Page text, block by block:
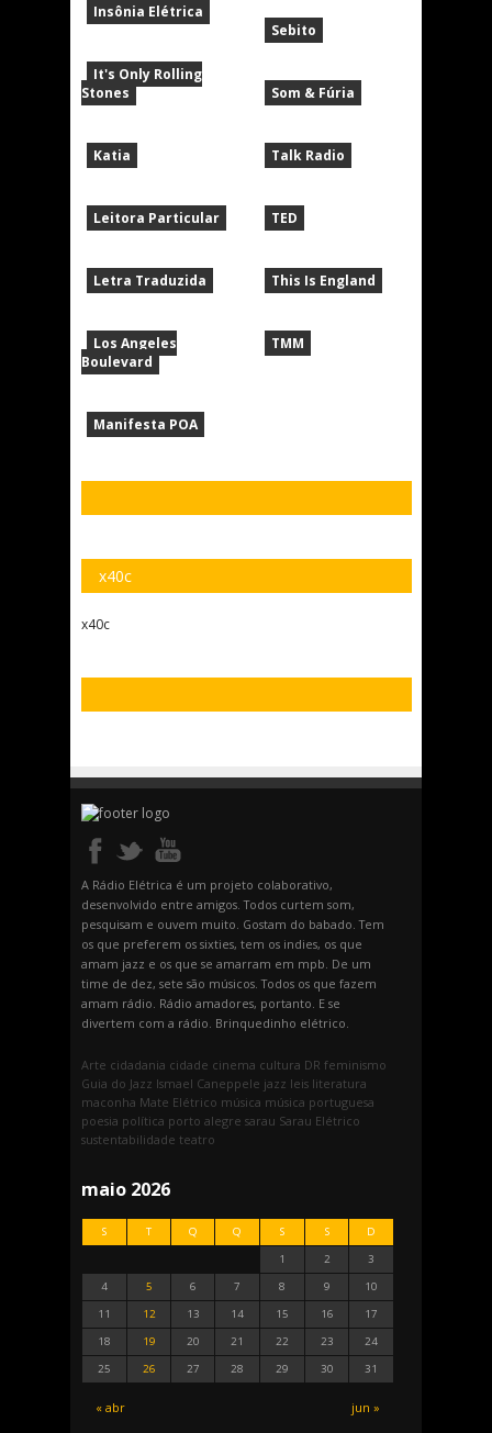
Insônia Elétrica
It's Only Rolling
Stones
Katia
Leitora Particular
Letra Traduzida
Los Angeles
Boulevard
Manifesta POA
Sebito
Som & Fúria
Talk Radio
TED
This Is England
TMM
x40c
x40c
A Rádio Elétrica é um projeto colaborativo,
desenvolvido entre amigos. Todos curtem som,
pesquisam e ouvem muito. Gostam do babado. Tem
os que preferem os sixties, tem os indies, os que
amam jazz e os que se amarram em mpb. De um
time de dez, sete são músicos. Todos os que fazem
amam rádio. Rádio amadores, portanto. E se
divertem com a rádio. Brinquedinho elétrico.
Arte cidadania cidade cinema cultura DR feminismo
Guia do Jazz Ismael Caneppele jazz leis literatura
maconha Mate Elétrico música música portuguesa
poesia política porto alegre sarau Sarau Elétrico
sustentabilidade teatro
maio 2026
S T Q Q S S D
« abr jun »
1 2
3
4
5 6 7 8 9
10
11
12 13 14 15 16
17
18
19 20 21 22 23
24
25
26 27 28 29 30 31